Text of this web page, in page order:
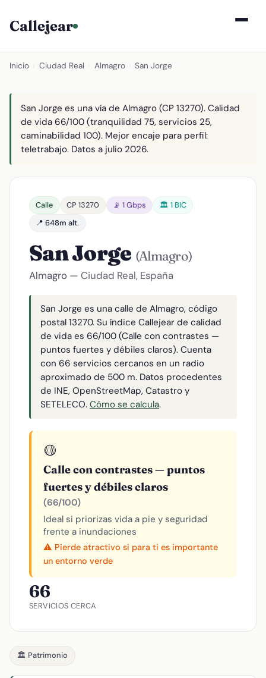
Callejear
Inicio Ciudad Real Almagro San Jorge
San Jorge es una vía de Almagro (CP 13270). Calidad
de vida 66/100 (tranquilidad 75, servicios 25,
caminabilidad 100). Mejor encaje para perfil:
teletrabajo. Datos a julio 2026.
Calle CP 13270 📡 1 Gbps
🏛️ 1 BIC
📍 648m alt.
San Jorge (Almagro)
Almagro — Ciudad Real, España
San Jorge es una calle de Almagro, código
postal 13270. Su índice Callejear de calidad
de vida es 66/100 (Calle con contrastes —
puntos fuertes y débiles claros). Cuenta
con 66 servicios cercanos en un radio
aproximado de 500 m. Datos procedentes
de INE, OpenStreetMap, Catastro y
SETELECO. Cómo se calcula.
🟡
Calle con contrastes — puntos
fuertes y débiles claros
(66/100)
Ideal si priorizas vida a pie y seguridad
frente a inundaciones
⚠️ Pierde atractivo si para ti es importante
un entorno verde
66
SERVICIOS CERCA
🏛️ Patrimonio